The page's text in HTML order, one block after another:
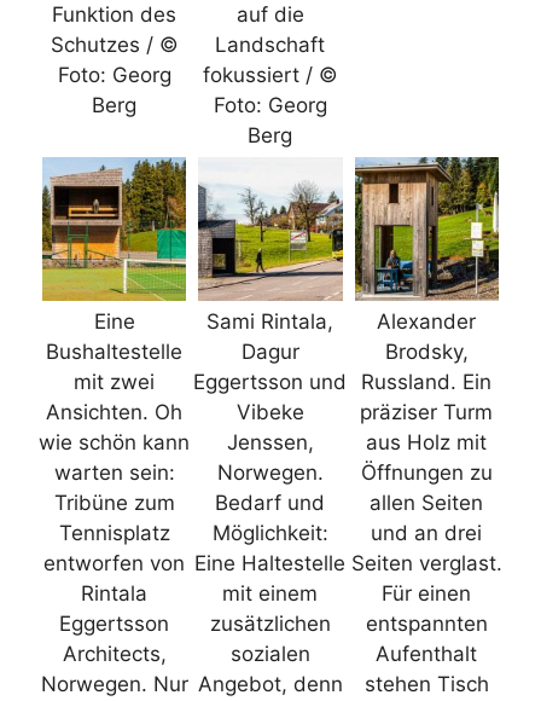
Funktion des
Schutzes / ©
Foto: Georg
Berg
auf die
Landschaft
fokussiert / ©
Foto: Georg
Berg
Eine
Bushaltestelle
mit zwei
Ansichten. Oh
wie schön kann
warten sein:
Tribüne zum
Tennisplatz
entworfen von
Rintala
Eggertsson
Architects,
Norwegen. Nur
Sami Rintala,
Dagur
Eggertsson und
Vibeke
Jenssen,
Norwegen.
Bedarf und
Möglichkeit:
Eine Haltestelle
mit einem
zusätzlichen
sozialen
Angebot, denn
Alexander
Brodsky,
Russland. Ein
präziser Turm
aus Holz mit
Öffnungen zu
allen Seiten
und an drei
Seiten verglast.
Für einen
entspannten
Aufenthalt
stehen Tisch